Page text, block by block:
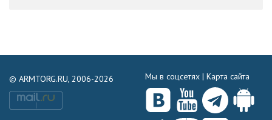
© ARMTORG.RU, 2006-2026 Мы в соцсетях | Карта сайта